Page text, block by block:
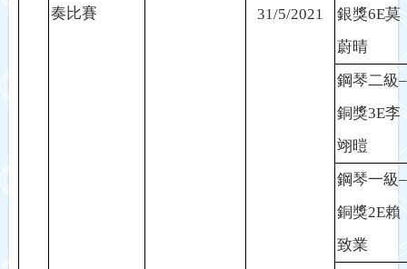
奏比賽
31/5/2021
銀獎6E莫
蔚晴
鋼琴二級–
銅獎3E李
翊暟
鋼琴一級–
銅獎2E賴
致業